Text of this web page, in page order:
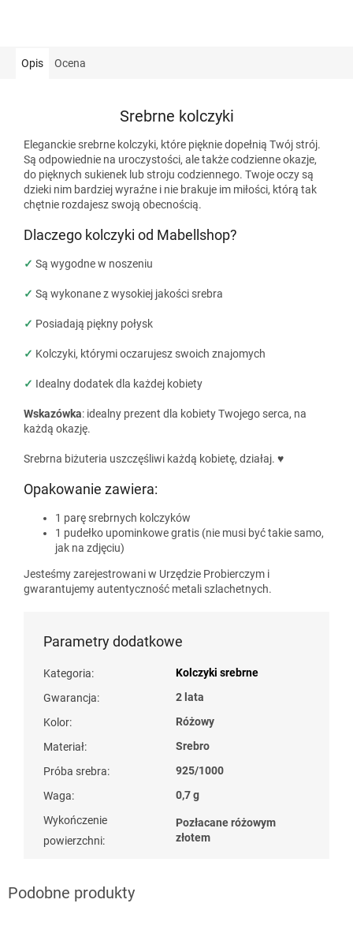
Opis Ocena
Srebrne kolczyki
Eleganckie srebrne kolczyki, które pięknie dopełnią Twój strój.
Są odpowiednie na uroczystości, ale także codzienne okazje,
do pięknych sukienek lub stroju codziennego. Twoje oczy są
dzieki nim bardziej wyraźne i nie brakuje im miłości, którą tak
chętnie rozdajesz swoją obecnością.
Dlaczego kolczyki od Mabellshop?
✓ Są wygodne w noszeniu
✓ Są wykonane z wysokiej jakości srebra
✓ Posiadają piękny połysk
✓ Kolczyki, którymi oczarujesz swoich znajomych
✓ Idealny dodatek dla każdej kobiety
Wskazówka: idealny prezent dla kobiety Twojego serca, na
każdą okazję.
Srebrna biżuteria uszczęśliwi każdą kobietę, działaj. ♥
Opakowanie zawiera:
1 parę srebrnych kolczyków
1 pudełko upominkowe gratis (nie musi być takie samo,
jak na zdjęciu)
Jesteśmy zarejestrowani w Urzędzie Probierczym i
gwarantujemy autentyczność metali szlachetnych.
Parametry dodatkowe
Kategoria:
Kolczyki srebrne
Gwarancja:
2 lata
Kolor:
Różowy
Materiał:
Srebro
Próba srebra:
925/1000
Waga:
0,7 g
Wykończenie
powierzchni:
Pozłacane różowym
złotem